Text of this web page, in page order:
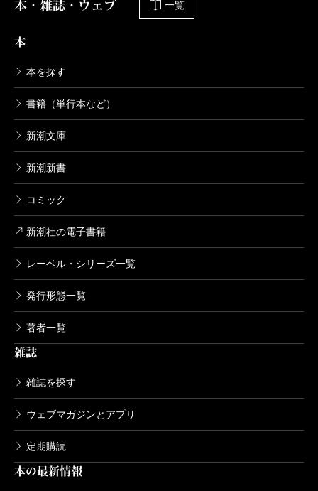
本・雑誌・ウェブ 一覧
本
本を探す
書籍（単行本など）
新潮文庫
新潮新書
コミック
新潮社の電子書籍
レーベル・シリーズ一覧
発行形態一覧
著者一覧
雑誌
雑誌を探す
ウェブマガジンとアプリ
定期購読
本の最新情報